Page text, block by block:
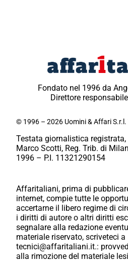
Fondato nel 1996 da
Direttore
© 1996 – 2026 Uomini & Affari
Testata giornalistica
Marco Scotti, Reg. Trib. di
1996 – P.I. 11321290154
Affaritaliani, prima di
internet, compie tutte le
accertarne il libero regime di
i diritti di autore o altri diritti
segnalare alla redazione
materiale riservato, scriveteci a
tecnici@affaritaliani.it.:
alla rimozione del materiale